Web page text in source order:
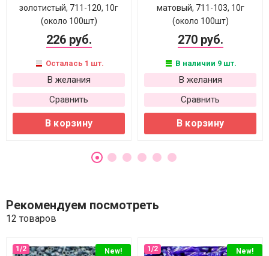
золотистый, 711-120, 10г
(около 100шт)
226 руб.
Осталась 1 шт.
В желания
Сравнить
В корзину
матовый, 711-103, 10г
(около 100шт)
270 руб.
В наличии 9 шт.
В желания
Сравнить
В корзину
Рекомендуем посмотреть
12 товаров
New! New!